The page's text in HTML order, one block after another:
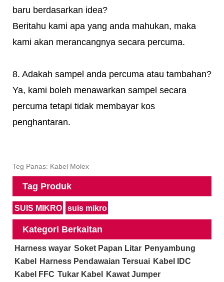
baru berdasarkan idea?
Beritahu kami apa yang anda mahukan, maka
kami akan merancangnya secara percuma.
8. Adakah sampel anda percuma atau tambahan?
Ya, kami boleh menawarkan sampel secara
percuma tetapi tidak membayar kos
penghantaran.
Teg Panas: Kabel Molex
Tag Produk
SUIS MIKRO suis mikro
Kategori Berkaitan
Harness wayar Soket Papan Litar Penyambung
Kabel
Harness Pendawaian Tersuai Kabel IDC
Kabel FFC Tukar Kabel
Kawat Jumper